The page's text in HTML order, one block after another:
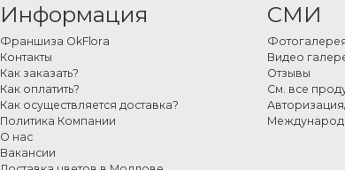
Информация
Франшиза OkFlora
Контакты
Как заказать?
Как оплатить?
Как осуществляется доставка?
Политика Компании
О нас
Вакансии
СМИ
Видео
Отзывы
См. все